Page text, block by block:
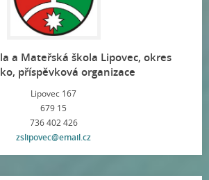
a Mateřská škola Lipovec, okres
příspěvková organizace
Lipovec 167
679 15
736 402 426
zslipovec@email.cz